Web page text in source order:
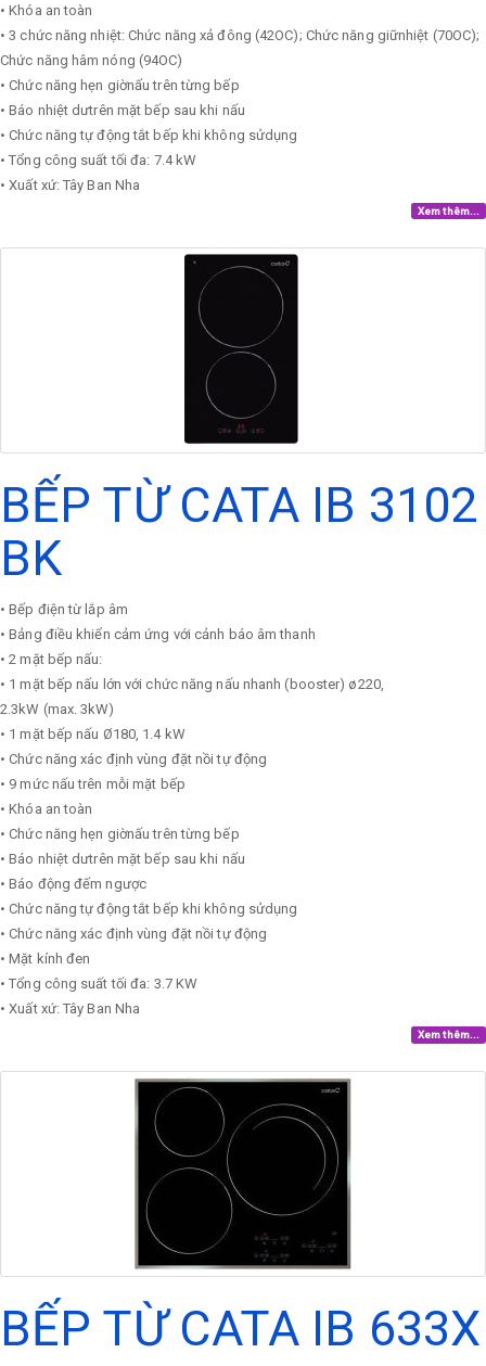
• Khóa an toàn
• 3 chức năng nhiệt: Chức năng xả đông (42OC); Chức năng giữnhiệt (70OC);
Chức năng hâm nóng (94OC)
• Chức năng hẹn giờnấu trên từng bếp
• Báo nhiệt dưtrên mặt bếp sau khi nấu
• Chức năng tự động tắt bếp khi không sửdụng
• Tổng công suất tối đa: 7.4 kW
• Xuất xứ: Tây Ban Nha
Xem thêm...
BẾP TỪ CATA IB 3102
BK
• Bếp điện từ lắp âm
• Bảng điều khiển cảm ứng với cảnh báo âm thanh
• 2 mặt bếp nấu:
• 1 mặt bếp nấu lớn với chức năng nấu nhanh (booster) ø220,
2.3kW (max. 3kW)
• 1 mặt bếp nấu Ø180, 1.4 kW
• Chức năng xác định vùng đặt nồi tự động
• 9 mức nấu trên mỗi mặt bếp
• Khóa an toàn
• Chức năng hẹn giờnấu trên từng bếp
• Báo nhiệt dưtrên mặt bếp sau khi nấu
• Báo động đếm ngược
• Chức năng tự động tắt bếp khi không sửdụng
• Chức năng xác định vùng đặt nồi tự động
• Mặt kính đen
• Tổng công suất tối đa: 3.7 KW
• Xuất xứ: Tây Ban Nha
Xem thêm...
BẾP TỪ CATA IB 633X